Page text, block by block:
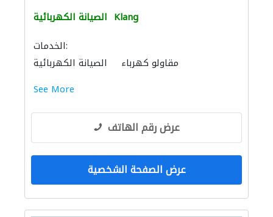
الصيانة الكهربائية Klang
الخدمات:
الصيانة الكهربائية
مقاولو كهرباء
See More
عرض رقم الهاتف
عرض الصفحة الشخصية